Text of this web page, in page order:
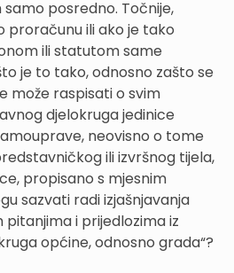
posredno. Točnije,
ili ako je tako
ili statutom same
je to tako, odnosno zašto se
može raspisati o svim
djelokruga jedinice
neovisno o tome
ili izvršnog tijela,
propisano s mjesnim
sazvati radi izjašnjavanja
pitanjima i prijedlozima iz
općine, odnosno grada“?